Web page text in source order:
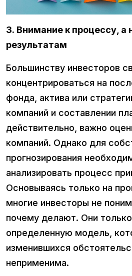
3. Внимание к процессу, а
результатам
Большинству инвесторов
концентрироваться на
фонда, актива или
компаний и составлении
действительно, важно
компаний. Однако для
прогнозирования
анализировать процесс
Основываясь только на
многие инвесторы не
почему делают. Они
определенную модель,
изменившихся
неприменима.